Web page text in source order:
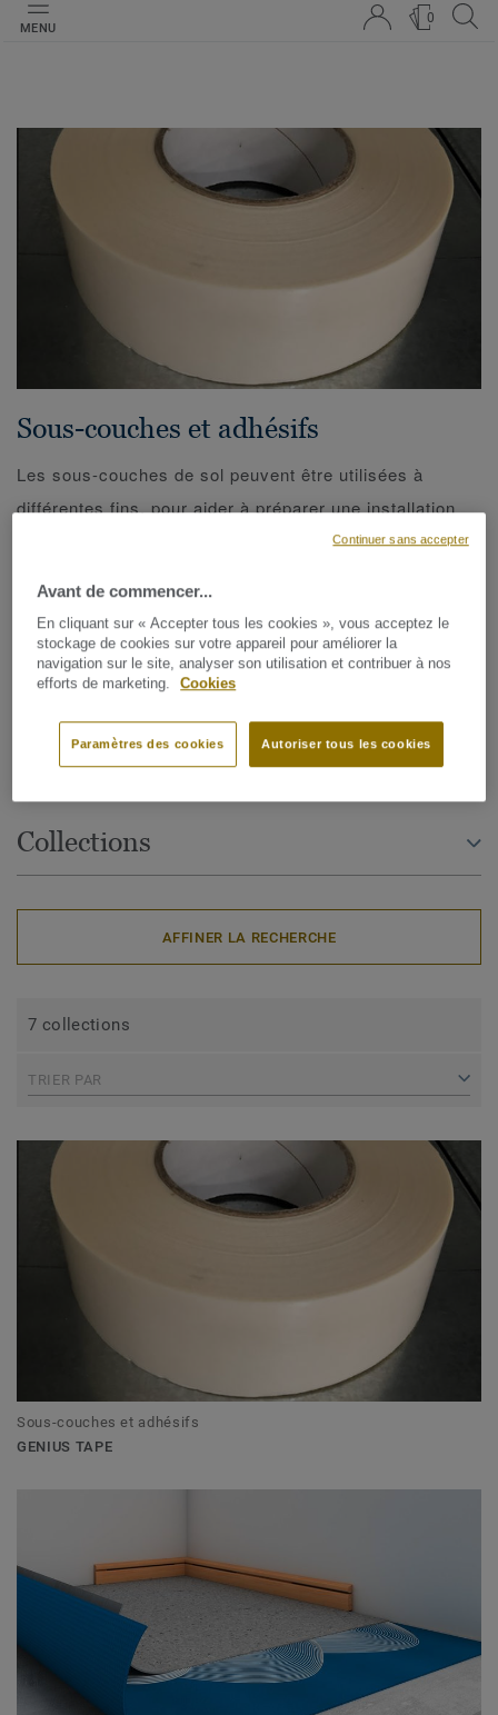
MENU
0
Sous-couches et adhésifs
Les sous-couches de sol peuvent être utilisées à
différentes fins, pour aider à préparer une installation
sur des sols inégaux, pour fournir une barrière contre
adhésifs sont compatibles avec nos revêtements en
rouleaux, les lames & dalles de vinyle ainsi que nos
également de protéger le sol existant jusqu’à la
livraison du chantier.
Collections
AFFINER LA RECHERCHE
7 collections
TRIER PAR
Sous-couches et adhésifs
GENIUS TAPE
Avant de commencer...
En cliquant sur « Accepter tous les cookies », vous acceptez le
stockage de cookies sur votre appareil pour améliorer la
navigation sur le site, analyser son utilisation et contribuer à nos
efforts de marketing.
Cookies
Autoriser tous les cookies
Paramètres des cookies
Continuer sans accepter